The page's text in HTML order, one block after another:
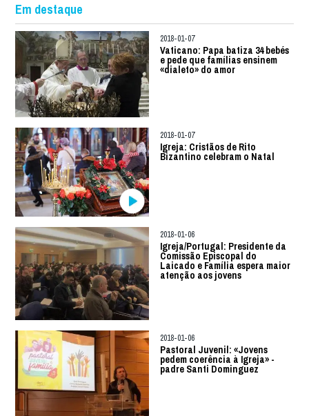
Em destaque
2018-01-07
Vaticano: Papa batiza 34 bebés
e pede que famílias ensinem
«dialeto» do amor
2018-01-07
Igreja: Cristãos de Rito
Bizantino celebram o Natal
2018-01-06
Igreja/Portugal: Presidente da
Comissão Episcopal do
Laicado e Família espera maior
atenção aos jovens
2018-01-06
Pastoral Juvenil: «Jovens
pedem coerência à Igreja» -
padre Santi Dominguez